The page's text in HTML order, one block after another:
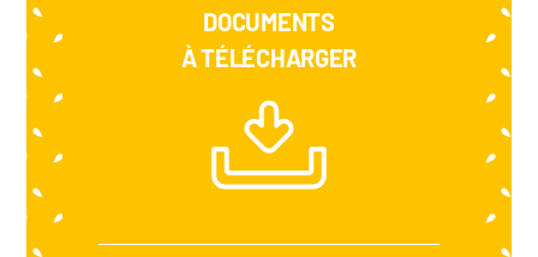
DOCUMENTS
À TÉLÉCHARGER